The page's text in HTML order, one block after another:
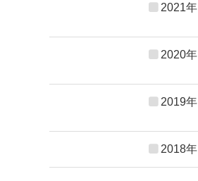
2021年
2020年
2019年
2018年